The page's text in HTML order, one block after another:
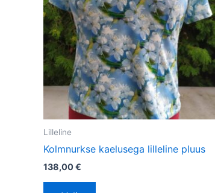
Lilleline
Kolmnurkse kaelusega lilleline pluus
138,00€
varianti.
Valikuid
saab
teha
tootelehel.